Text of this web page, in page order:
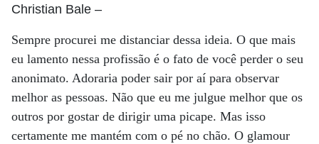
Christian Bale –
Sempre procurei me distanciar dessa ideia. O que mais
eu lamento nessa profissão é o fato de você perder o seu
anonimato. Adoraria poder sair por aí para observar
melhor as pessoas. Não que eu me julgue melhor que os
outros por gostar de dirigir uma picape. Mas isso
certamente me mantém com o pé no chão. O glamour